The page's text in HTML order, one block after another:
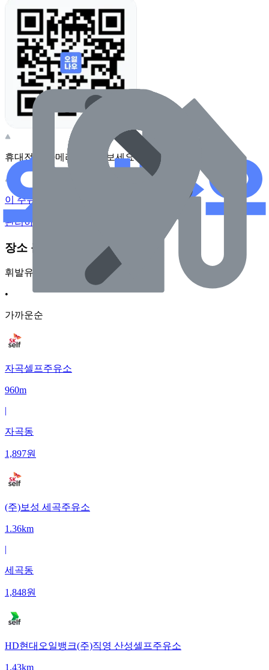
휴대전화 카메라로 찍어보세요
이 주유소의 사장님이신가요?
관리하기
장소 근처 주유소
휘발유
•
가까운순
자곡셀프주유소
960m
|
자곡동
1,897원
(주)보성 세곡주유소
1.36km
|
세곡동
1,848원
HD현대오일뱅크(주)직영 산성셀프주유소
1.43km